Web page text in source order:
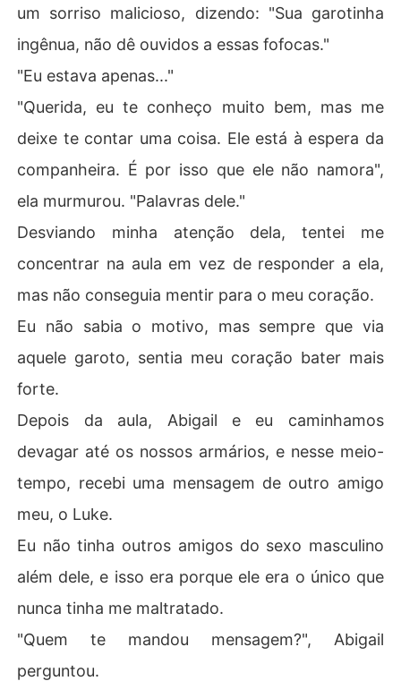
um sorriso malicioso, dizendo: "Sua garotinha
ingênua, não dê ouvidos a essas fofocas."
"Eu estava apenas..."
"Querida, eu te conheço muito bem, mas me
deixe te contar uma coisa. Ele está à espera da
companheira. É por isso que ele não namora",
ela murmurou. "Palavras dele."
Desviando minha atenção dela, tentei me
concentrar na aula em vez de responder a ela,
mas não conseguia mentir para o meu coração.
Eu não sabia o motivo, mas sempre que via
aquele garoto, sentia meu coração bater mais
forte.
Depois da aula, Abigail e eu caminhamos
devagar até os nossos armários, e nesse meio-
tempo, recebi uma mensagem de outro amigo
meu, o Luke.
Eu não tinha outros amigos do sexo masculino
além dele, e isso era porque ele era o único que
nunca tinha me maltratado.
"Quem te mandou mensagem?", Abigail
perguntou.